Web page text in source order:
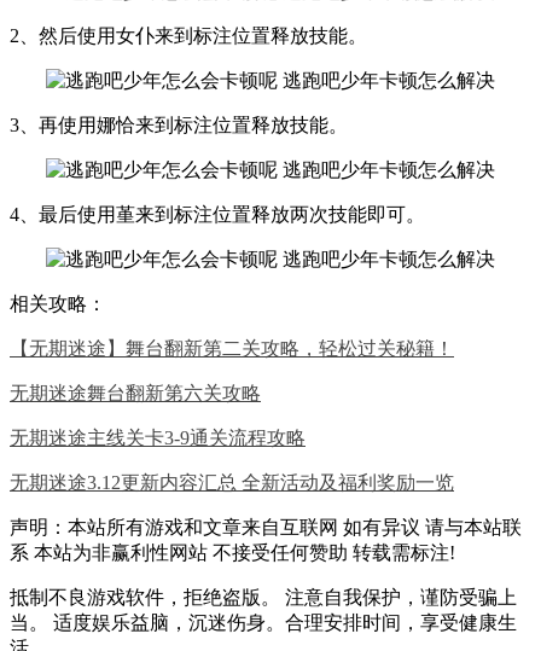
2、然后使用女仆来到标注位置释放技能。
3、再使用娜恰来到标注位置释放技能。
4、最后使用堇来到标注位置释放两次技能即可。
相关攻略：
【无期迷途】舞台翻新第二关攻略，轻松过关秘籍！
无期迷途舞台翻新第六关攻略
无期迷途主线关卡3-9通关流程攻略
无期迷途3.12更新内容汇总 全新活动及福利奖励一览
声明：本站所有游戏和文章来自互联网 如有异议 请与本站联
系 本站为非赢利性网站 不接受任何赞助 转载需标注!
抵制不良游戏软件，拒绝盗版。 注意自我保护，谨防受骗上
当。 适度娱乐益脑，沉迷伤身。合理安排时间，享受健康生